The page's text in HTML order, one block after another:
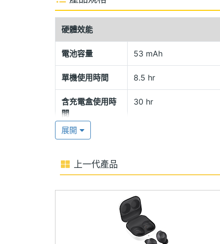
SAMSUNG Galaxy Buds3 FE 不僅支援
在對話過程中單方即時聆聽翻譯內容，並
透過手機喇叭收音，使對話更加順暢。
Auto Switch 無縫串連三星生態圈，可在
訊來源。
360 度空間音訊
SAMSUNG Galaxy Buds3 FE 除了基本
降噪，讓用戶在享受音樂的同時，也能
的震撼聆聽體驗。
SAMSUNG Galaxy Buds3 FE 功能特色
硬體效能
電池容量 53 mAh
單機使用時間 8.5 hr
含充電盒使用時
間
30 hr
連接與應用
藍牙
Yes
Yes
展開
上一代產品